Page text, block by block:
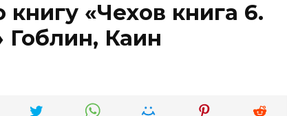
книгу «Чехов книга 6.
Гоблин, Каин